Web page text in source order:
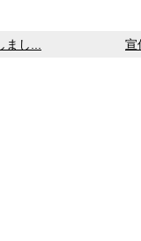
し... 宣